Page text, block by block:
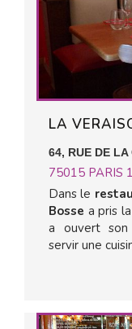
LA
64, RUE DE LA
75015 PARIS
Dans le
Bosse a pris
a ouvert son
servir une